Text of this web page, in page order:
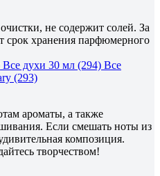
не содержит солей. За
срок хранения парфюмерного
Все духи 30 мл (294) Все
(293)
ароматы, а также
Если смешать ноты из
композиция.
творчеством!